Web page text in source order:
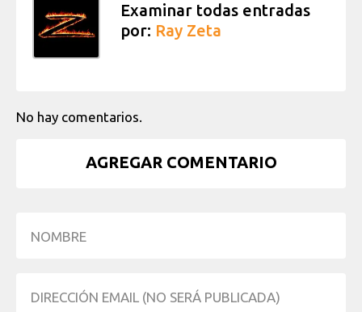
Examinar todas entradas
por: Ray Zeta
No hay comentarios.
AGREGAR COMENTARIO